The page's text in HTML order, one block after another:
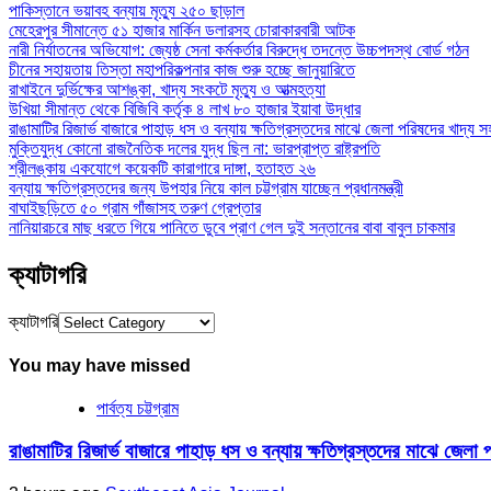
পাকিস্তানে ভয়াবহ বন্যায় মৃত্যু ২৫০ ছাড়াল
মেহেরপুর সীমান্তে ৫১ হাজার মার্কিন ডলারসহ চোরাকারবারী আটক
নারী নির্যাতনের অভিযোগ: জ্যেষ্ঠ সেনা কর্মকর্তার বিরুদ্ধে তদন্তে উচ্চপদস্থ বোর্ড গঠন
চীনের সহায়তায় তিস্তা মহাপরিকল্পনার কাজ শুরু হচ্ছে জানুয়ারিতে
রাখাইনে দুর্ভিক্ষের আশঙ্কা, খাদ্য সংকটে মৃত্যু ও আত্মহত্যা
উখিয়া সীমান্ত থেকে বিজিবি কর্তৃক ৪ লাখ ৮০ হাজার ইয়াবা উদ্ধার
রাঙামাটির রিজার্ভ বাজারে পাহাড় ধস ও বন্যায় ক্ষতিগ্রস্তদের মাঝে জেলা পরিষদের খাদ্য
মুক্তিযুদ্ধ কোনো রাজনৈতিক দলের যুদ্ধ ছিল না: ভারপ্রাপ্ত রাষ্ট্রপতি
শ্রীলঙ্কায় একযোগে কয়েকটি কারাগারে দাঙ্গা, হতাহত ২৬
বন্যায় ক্ষতিগ্রস্তদের জন্য উপহার নিয়ে কাল চট্টগ্রাম যাচ্ছেন প্রধানমন্ত্রী
বাঘাইছড়িতে ৫০ গ্রাম গাঁজাসহ তরুণ গ্রেপ্তার
নানিয়ারচরে মাছ ধরতে গিয়ে পানিতে ডুবে প্রাণ গেল দুই সন্তানের বাবা বাবুল চাকমার
ক্যাটাগরি
ক্যাটাগরি
You may have missed
পার্বত্য চট্টগ্রাম
রাঙামাটির রিজার্ভ বাজারে পাহাড় ধস ও বন্যায় ক্ষতিগ্রস্তদের মাঝে জেলা